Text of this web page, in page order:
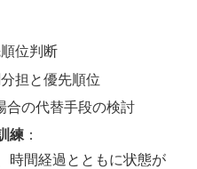
位判断
担と優先順位
合の代替手段の検討
練 ：
時間経過とともに状態が